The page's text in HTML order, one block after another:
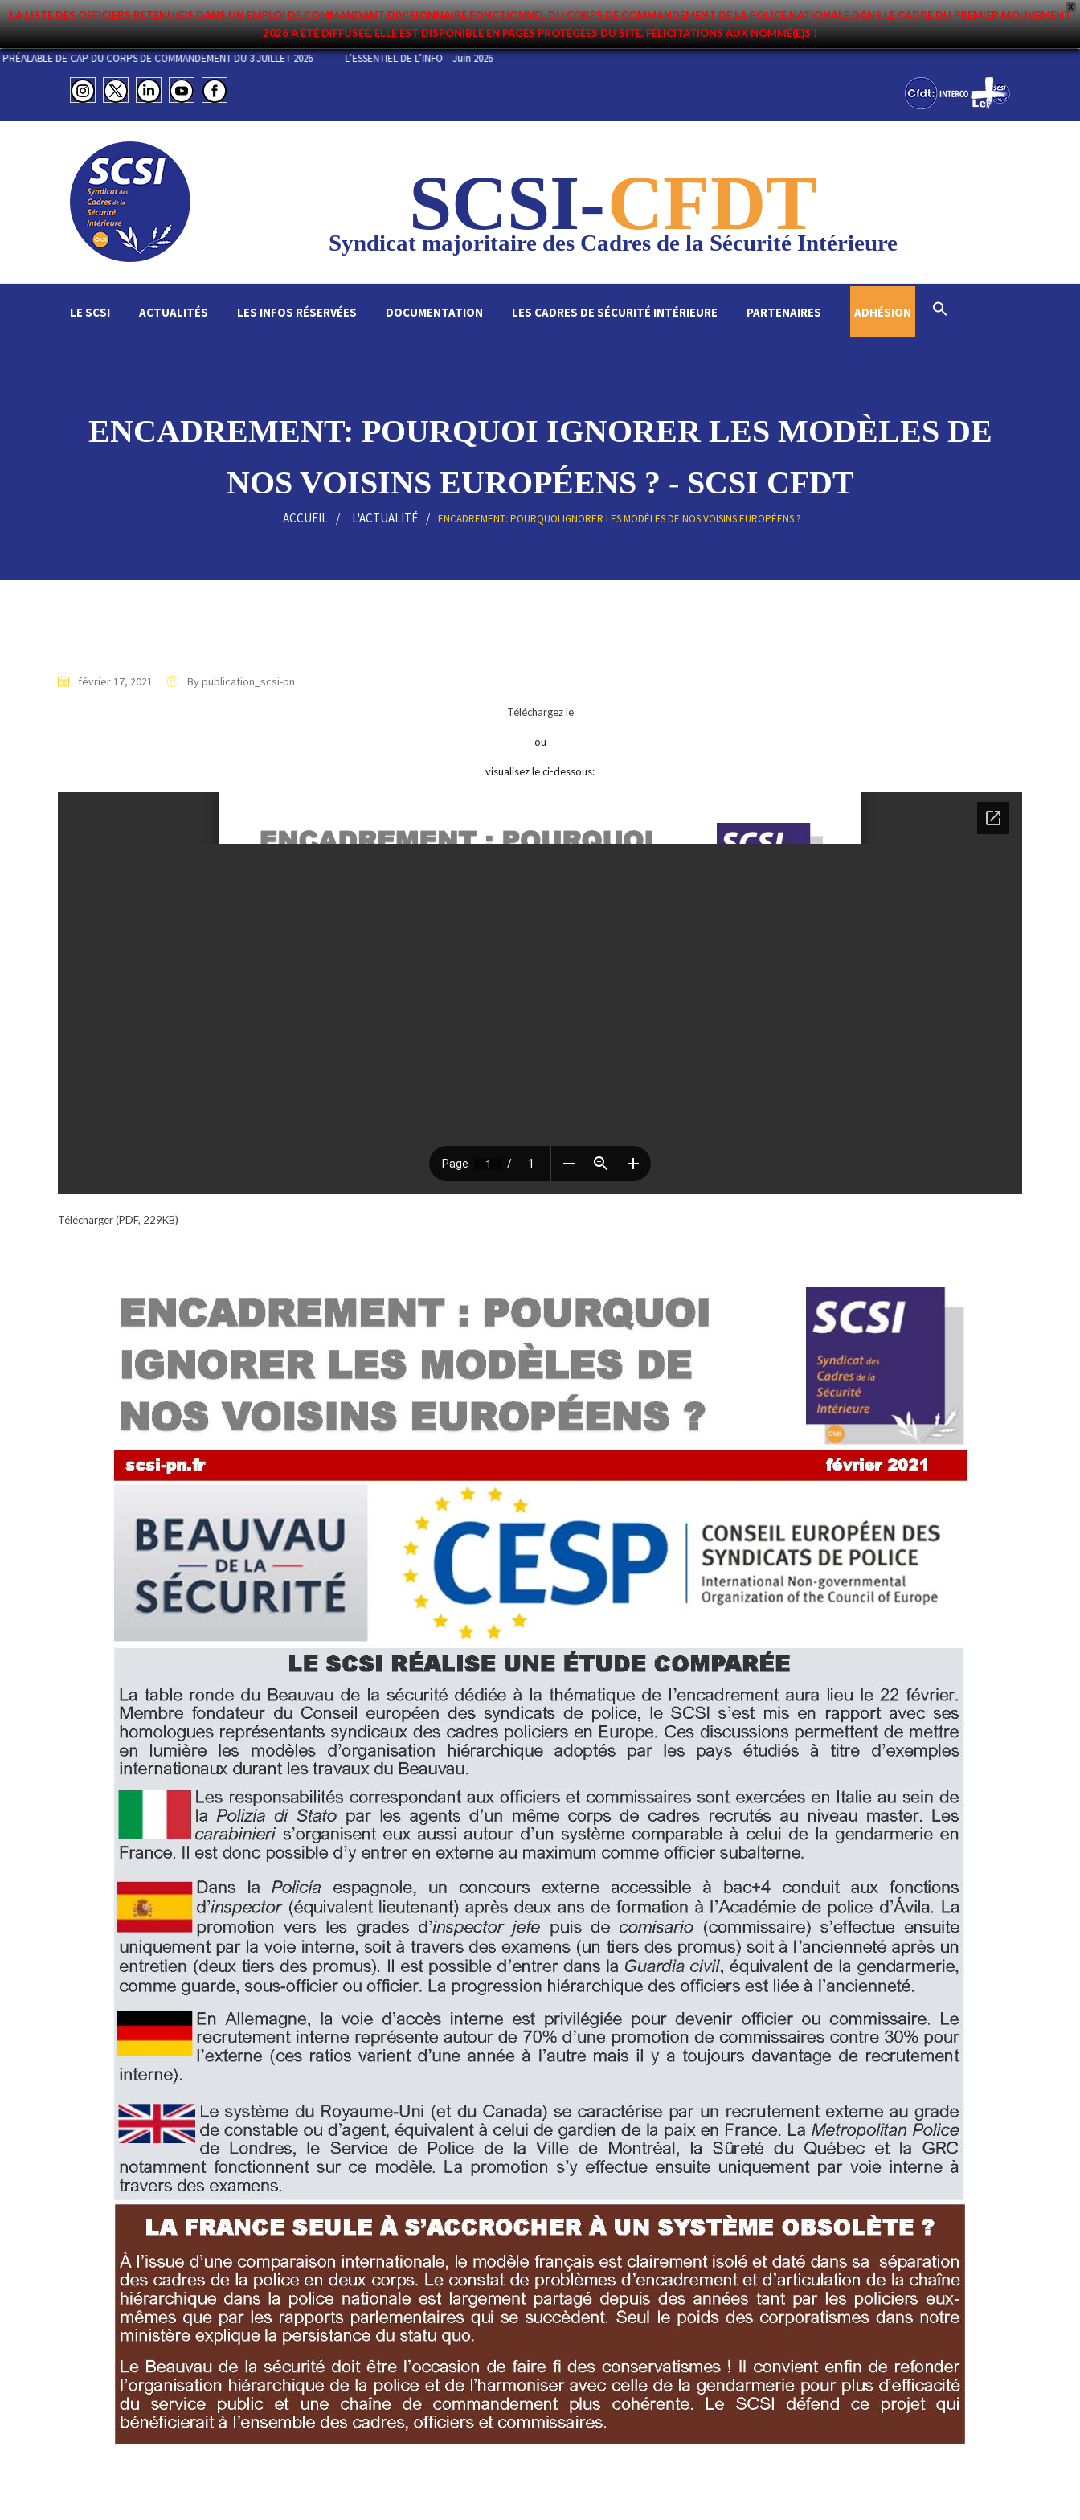
X
LA LISTE DES OFFICIERS RETENU(E)S DANS UN EMPLOI DE COMMANDANT DIVISIONNAIRE FONCTIONNEL DU CORPS DE COMMANDEMENT DE LA POLICE NATIONALE DANS LE CADRE DU PREMIER MOUVEMENT
2026 A ÉTÉ DIFFUSÉE. ELLE EST DISPONIBLE EN PAGES PROTÉGÉES DU SITE. FÉLICITATIONS AUX NOMMÉ(E)S !
DÉCLARATION PRÉALABLE DE CAP DU CORPS DE COMMANDEMENT DU 3 JUILLET 2026 L’ESSENTIEL DE L’INFO – Juin 2026
SCSI-CFDT
Syndicat majoritaire des Cadres de la Sécurité Intérieure
LE SCSI ACTUALITÉS LES INFOS RÉSERVÉES DOCUMENTATION LES CADRES DE SÉCURITÉ INTÉRIEURE PARTENAIRES ADHÉSION
ENCADREMENT: POURQUOI IGNORER LES MODÈLES DE
NOS VOISINS EUROPÉENS ? - SCSI CFDT
ACCUEIL L'ACTUALITÉ ENCADREMENT: POURQUOI IGNORER LES MODÈLES DE NOS VOISINS EUROPÉENS ?
février 17, 2021 By publication_scsi-pn
Téléchargez le
ou
visualisez le ci-dessous:
Télécharger (PDF, 229KB)